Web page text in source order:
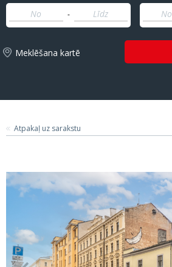
-
Meklēšana kartē
Atpakaļ uz sarakstu